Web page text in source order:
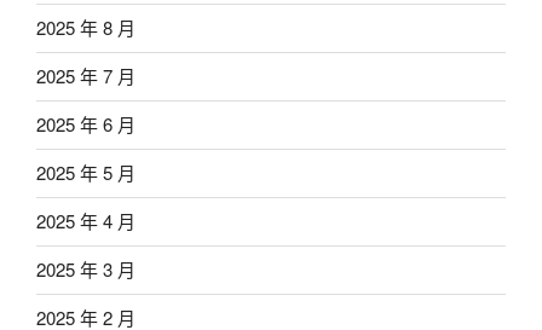
2025 年 8 月
2025 年 7 月
2025 年 6 月
2025 年 5 月
2025 年 4 月
2025 年 3 月
2025 年 2 月